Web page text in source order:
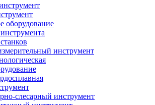
оборудование
инструмент
слесарный инструмент